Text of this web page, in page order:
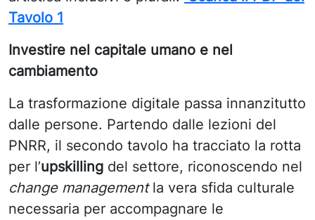
Tavolo 1
Investire nel capitale umano e nel
cambiamento
La trasformazione digitale passa innanzitutto
dalle persone. Partendo dalle lezioni del
PNRR, il secondo tavolo ha tracciato la rotta
per l’upskilling del settore, riconoscendo nel
change managementla vera sfida culturale
necessaria per accompagnare le